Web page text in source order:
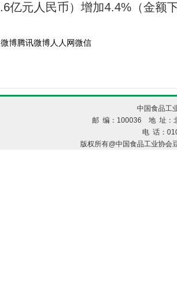
亿元人民币）增加4.4%（金额
博腾讯微博人人网微信
中国食品工
邮 编：100036 地 址：
电 话：
版权所有@中国食品工业协